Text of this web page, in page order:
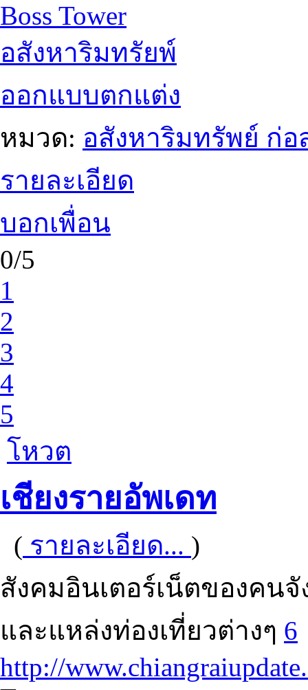
Boss Tower
อสังหาริมทรัยพ์
ออกแบบตกแต่ง
หมวด: อสังหาริมทรัพย์ ก่
รายละเอียด
บอกเพื่อน
0/5
1
2
3
4
5
โหวต
เชียงรายอัพเดท
( รายละเอียด... )
สังคมอินเตอร์เน็ตของคน
และแหล่งท่องเที่ยวต่างๆ 6
http://